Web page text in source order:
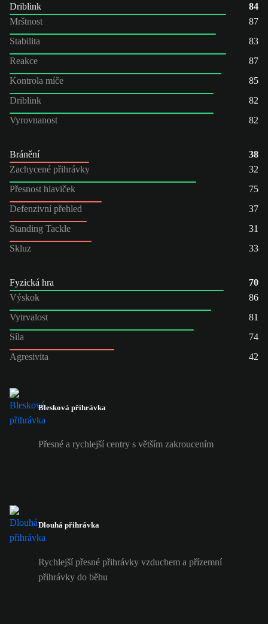
Driblink
84
Mrštnost
87
Stabilita
83
Reakce
87
Kontrola míče
85
Driblink
82
Vyrovnanost
82
Bránění
38
Zachycené přihrávky
32
Přesnost hlaviček
75
Defenzivní přehled
37
Standing Tackle
31
Skluz
33
Fyzická hra
70
Výskok
86
Vytrvalost
81
Síla
74
Agresivita
42
Blesková přihrávka
Přesné a rychlejší centry s větším zakroucením
Dlouhá přihrávka
Rychlejší přesné přihrávky vzduchem a přízemní
přihrávky do běhu